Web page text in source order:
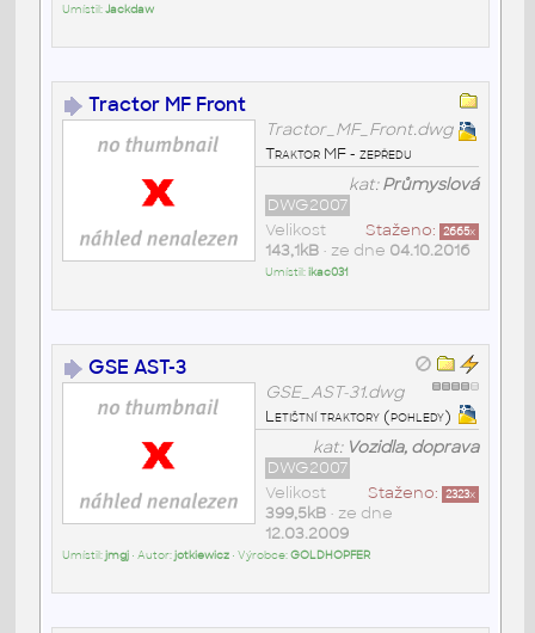
Umístil:Jackdaw
Tractor MF Front
Tractor_MF_Front.dwg
Traktor MF - zepředu
kat:Průmyslová
DWG2007
Staženo: 2665x
Velikost
143,1kB• ze dne 04.10.2016
Umístil:ikac031
GSE AST-3
GSE_AST-31.dwg
Letištní traktory (pohledy)
kat: Vozidla, doprava
DWG2007
Staženo: 2323x
Velikost
399,5kB• ze dne
12.03.2009
Umístil:jmgj• Autor:jotkiewicz• Výrobce:GOLDHOPFER